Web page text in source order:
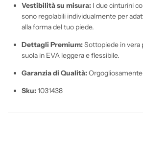
Vestibilità su misura: I due cinturini
sono regolabili individualmente per
alla forma del tuo piede.
Dettagli Premium:Sottopiede in vera
suola in EVA leggera e flessibile.
Garanzia di Qualità:
Sku:1031438